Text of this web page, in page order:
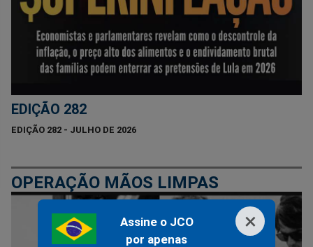
×
Assine o JCO
por apenas
EDIÇÃO 282
EDIÇÃO 282 - JULHO DE 2026
OPERAÇÃO MÃOS LIMPAS